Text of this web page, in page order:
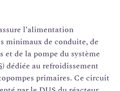
l’alimentation
minimaux de conduite, de
et de la pompe du système
) dédiée au refroidissement
primaires. Ce circuit